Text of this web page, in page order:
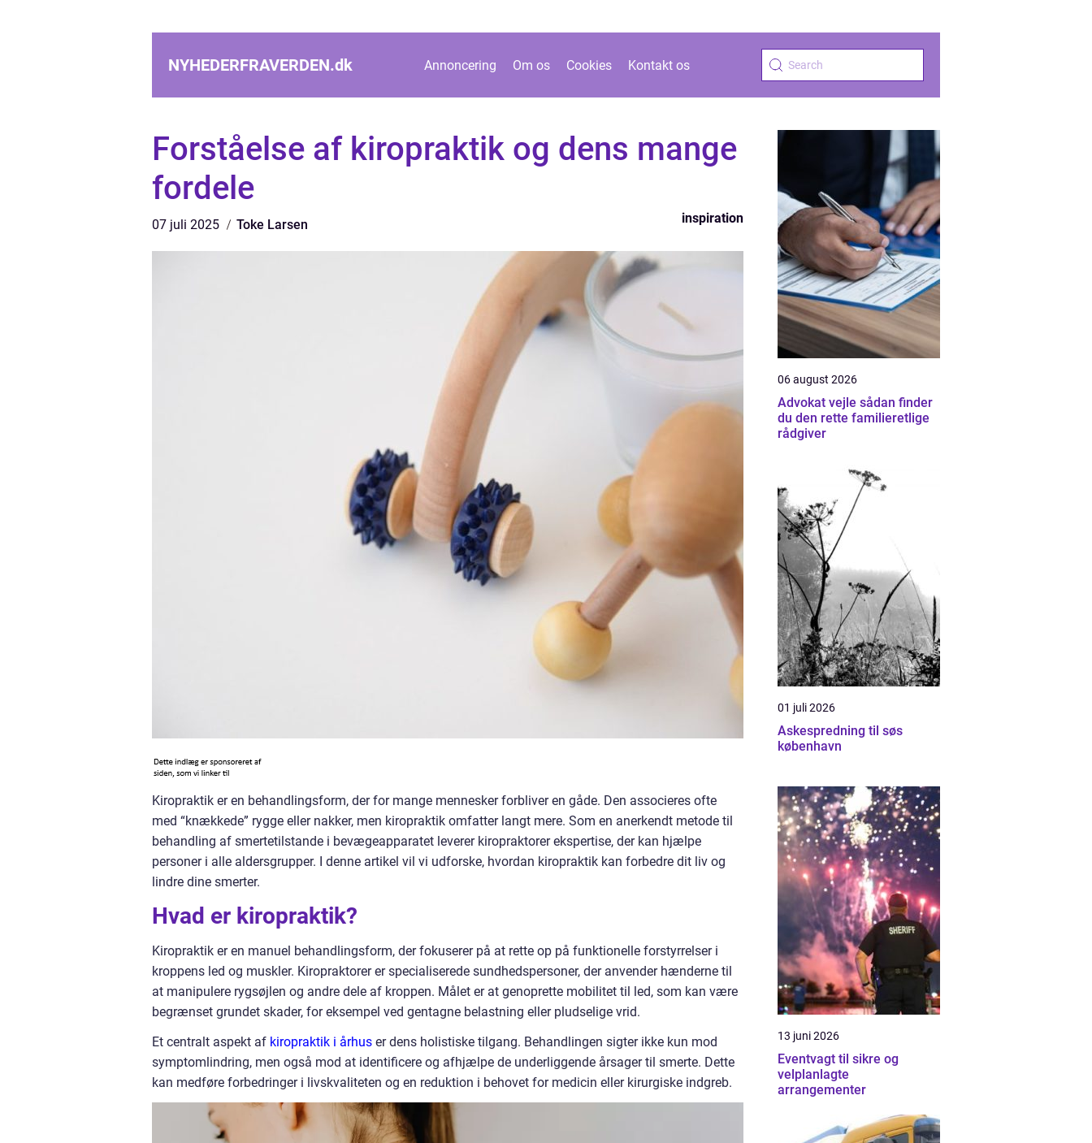
NYHEDERFRAVERDEN.dk Annoncering Om os Cookies Kontakt os
Forståelse af kiropraktik og dens mange
fordele
07 juli 2025 Toke Larsen inspiration
Kiropraktik er en behandlingsform, der for mange mennesker forbliver en gåde. Den associeres ofte
med “knækkede” rygge eller nakker, men kiropraktik omfatter langt mere. Som en anerkendt metode til
behandling af smertetilstande i bevægeapparatet leverer kiropraktorer ekspertise, der kan hjælpe
personer i alle aldersgrupper. I denne artikel vil vi udforske, hvordan kiropraktik kan forbedre dit liv og
lindre dine smerter.
Hvad er kiropraktik?
Kiropraktik er en manuel behandlingsform, der fokuserer på at rette op på funktionelle forstyrrelser i
kroppens led og muskler. Kiropraktorer er specialiserede sundhedspersoner, der anvender hænderne til
at manipulere rygsøjlen og andre dele af kroppen. Målet er at genoprette mobilitet til led, som kan være
begrænset grundet skader, for eksempel ved gentagne belastning eller pludselige vrid.
Et centralt aspekt af kiropraktik i århus er dens holistiske tilgang. Behandlingen sigter ikke kun mod
symptomlindring, men også mod at identificere og afhjælpe de underliggende årsager til smerte. Dette
kan medføre forbedringer i livskvaliteten og en reduktion i behovet for medicin eller kirurgiske indgreb.
06 august 2026
Advokat vejle sådan finder
du den rette familieretlige
rådgiver
01 juli 2026
Askespredning til søs
københavn
13 juni 2026
Eventvagt til sikre og
velplanlagte
arrangementer